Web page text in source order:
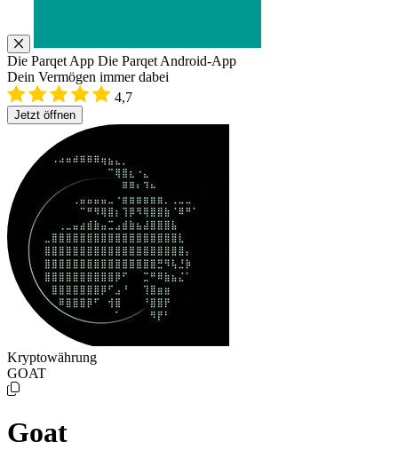
Die Parqet App Die Parqet Android-App
Dein Vermögen immer dabei
4,7
Jetzt öffnen
Kryptowährung
GOAT
Goat